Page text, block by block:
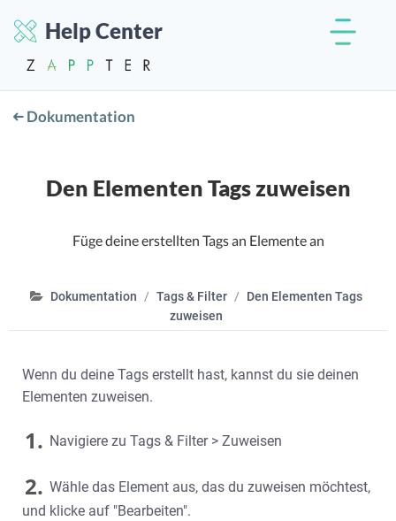
Help Center
Dokumentation
Den Elementen Tags zuweisen
Füge deine erstellten Tags an Elemente an
Dokumentation Tags & Filter
Den Elementen Tags
zuweisen
Wenn du deine Tags erstellt hast, kannst du sie deinen
Elementen zuweisen.
1. Navigiere zu Tags & Filter > Zuweisen
2. Wähle das Element aus, das du zuweisen möchtest,
und klicke auf "Bearbeiten".